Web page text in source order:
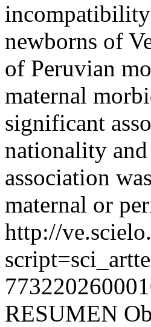
newborns of
of Peruvian
maternal
significant
nationality
association
maternal or
http://
RESUMEN